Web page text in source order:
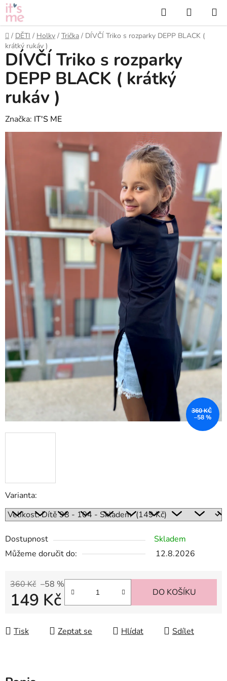
Přejít
na
obsah
Hledat
KOŠÍK
Domů
/ DĚTI / Holky / Trička / DÍVČÍ Triko s rozparky DEPP BLACK (
krátký rukáv )
Varianta:
Dostupnost
Skladem
Můžeme doručit do:
12.8.2026
360 Kč –58 %
149 Kč DO KOŠÍKU
Tisk Zeptat se Hlídat Sdílet
DÍVČÍ Triko s rozparky
DEPP BLACK ( krátký
rukáv )
Značka: IT'S ME
360 KČ
–58 %